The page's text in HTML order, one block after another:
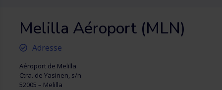
Melilla Aéroport (MLN)
Adresse
Aéroport de Melilla
Ctra. de Yasinen, s/n
52005 – Melilla